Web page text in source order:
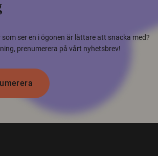
ser en i ögonen är lättare att snacka med?
prenumerera på vårt nyhetsbrev!